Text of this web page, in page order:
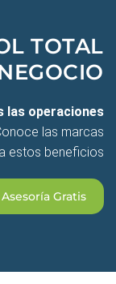
TOTAL
las operaciones
las marcas
estos beneficios
Asesoría Gratis